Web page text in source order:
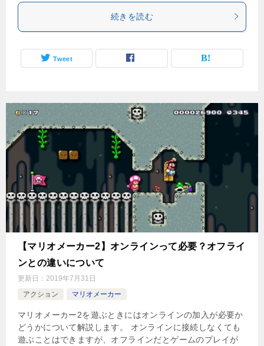
続きを読む
Tweet
【マリオメーカー2】オンラインって必要？オフライ
ンとの違いについて
更新日： 2019年7月31日
アクション
マリオメーカー
マリオメーカー2を遊ぶときにはオンラインの加入が必要か
どうかについて解説します。 オンラインに接続しなくても
遊ぶことはできますが、オフラインだとゲームのプレイが